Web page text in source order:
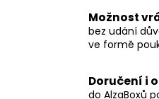
Možnost
bez udání
ve formě
Doručení i
do AlzaBoxů